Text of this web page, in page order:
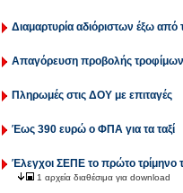
Διαμαρτυρία αδιόριστων έξω
Απαγόρευση προβολής
Πληρωμές στις ΔΟΥ με επιταγές
Έως 390 ευρώ ο ΦΠΑ για τα ταξί
Έλεγχοι ΣΕΠΕ το πρώτο τρίμηνο
1 αρχεία διαθέσιμα για download